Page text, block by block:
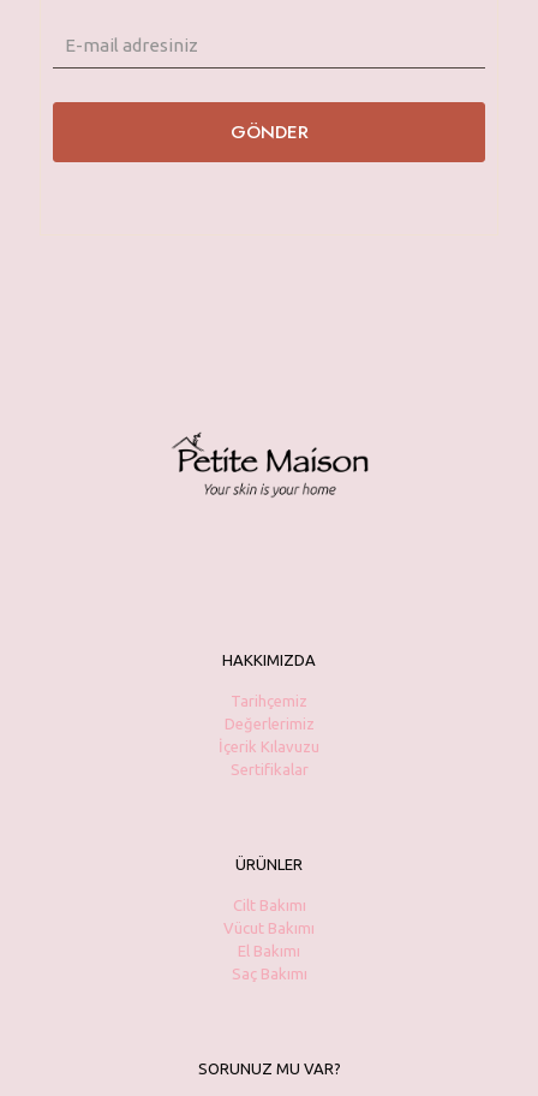
HAKKIMIZDA
Tarihçemiz
Değerlerimiz
İçerik Kılavuzu
Sertifikalar
ÜRÜNLER
Cilt Bakımı
Vücut Bakımı
El Bakımı
Saç Bakımı
SORUNUZ MU VAR?